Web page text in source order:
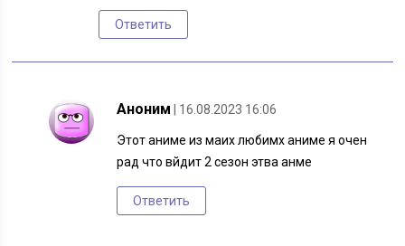
Ответить
Аноним | 16.08.2023 16:06
Этот аниме из маих любимх аниме я очен
рад что вйдит 2 сезон этва анме
Ответить